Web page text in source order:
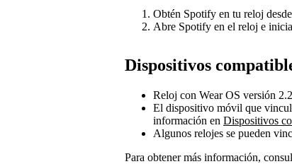
Obtén Spotify en tu reloj
Abre Spotify en el reloj e
Dispositivos
Reloj con Wear OS versión
El dispositivo móvil que
información en Dispositivos
Algunos relojes se pueden
Para obtener más información,